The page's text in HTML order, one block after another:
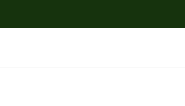
Zum Hauptinhalt springen